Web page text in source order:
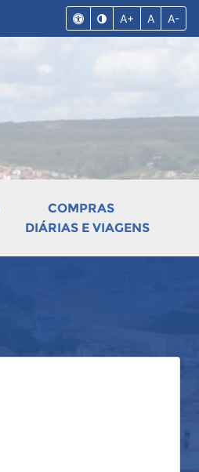
A+ A A-
COMPRAS
DIÁRIAS E VIAGENS